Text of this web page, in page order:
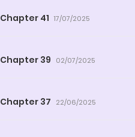
Chapter 41 17/07/2025
Chapter 39 02/07/2025
Chapter 37 22/06/2025